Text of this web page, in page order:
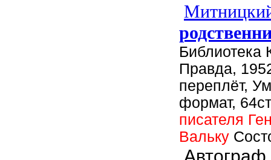
Библиотека
Правда,
переплёт,
формат,
писателя
Вальку
Автограф